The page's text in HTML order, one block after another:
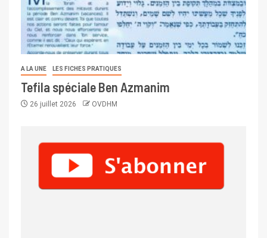
A LA UNE LES FICHES PRATIQUES
Tefila spéciale Ben Azmanim
26 juillet 2026 OVDHM